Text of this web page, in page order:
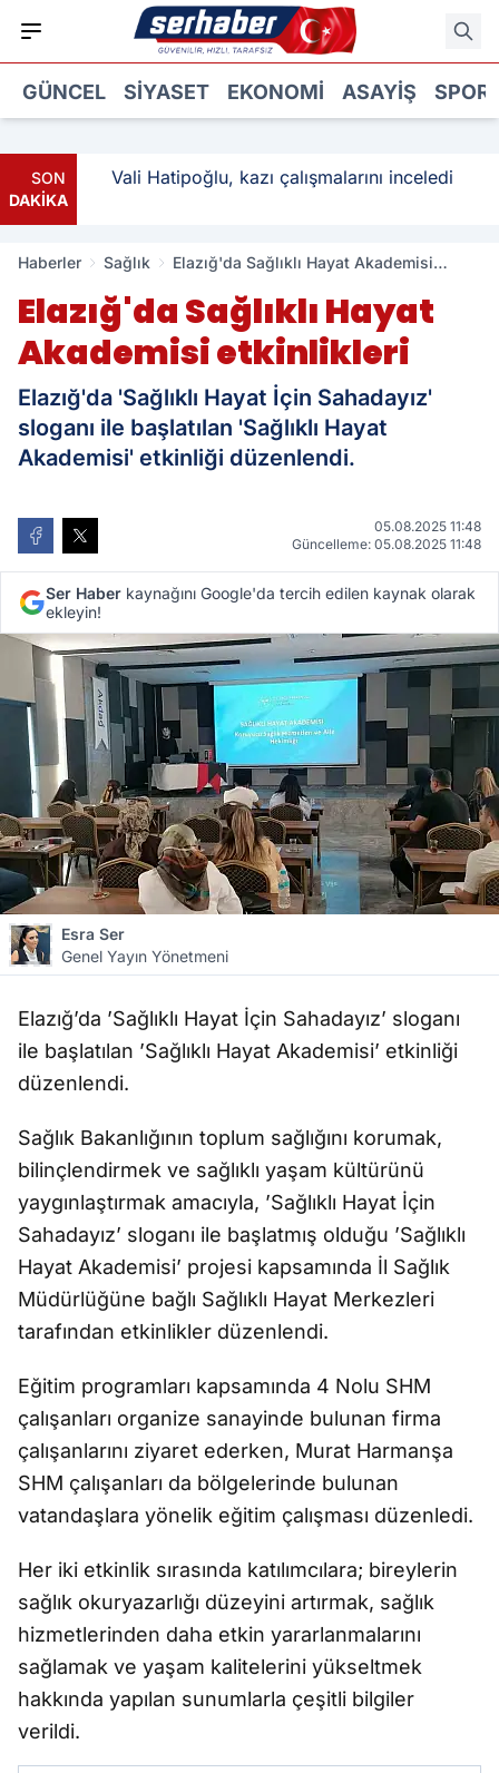
GÜNCEL SIYASET EKONOMI ASAYIŞ SPOR
SON
DAKİKA
Vali Hatipoğlu, kazı çalışmalarını inceledi
Haberler Sağlık
Elazığ'da Sağlıklı Hayat Akademisi
Elazığ'da Sağlıklı Hayat
Akademisi etkinlikleri
Elazığ'da 'Sağlıklı Hayat İçin Sahadayız'
sloganı ile başlatılan 'Sağlıklı Hayat
Akademisi' etkinliği düzenlendi.
05.08.2025 11:48
Güncelleme: 05.08.2025 11:48
Ser Haber kaynağını Google'da tercih edilen kaynak olarak
ekleyin!
Esra Ser
Genel Yayın Yönetmeni
Elazığ’da ’Sağlıklı Hayat İçin Sahadayız’ sloganı
ile başlatılan ’Sağlıklı Hayat Akademisi’ etkinliği
düzenlendi.
Sağlık Bakanlığının toplum sağlığını korumak,
bilinçlendirmek ve sağlıklı yaşam kültürünü
yaygınlaştırmak amacıyla, ’Sağlıklı Hayat İçin
Sahadayız’ sloganı ile başlatmış olduğu ’Sağlıklı
Hayat Akademisi’ projesi kapsamında İl Sağlık
Müdürlüğüne bağlı Sağlıklı Hayat Merkezleri
tarafından etkinlikler düzenlendi.
Eğitim programları kapsamında 4 Nolu SHM
çalışanları organize sanayinde bulunan firma
çalışanlarını ziyaret ederken, Murat Harmanşa
SHM çalışanları da bölgelerinde bulunan
vatandaşlara yönelik eğitim çalışması düzenledi.
Her iki etkinlik sırasında katılımcılara; bireylerin
sağlık okuryazarlığı düzeyini artırmak, sağlık
hizmetlerinden daha etkin yararlanmalarını
sağlamak ve yaşam kalitelerini yükseltmek
hakkında yapılan sunumlarla çeşitli bilgiler
verildi.